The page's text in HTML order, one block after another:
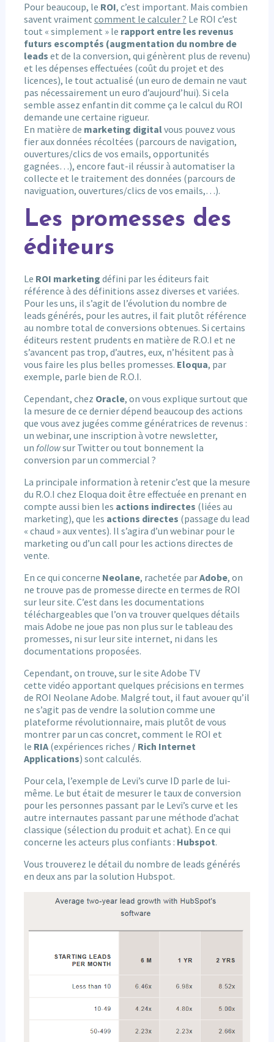
Pour beaucoup, le ROI, c’est important. Mais combien
savent vraiment comment le calculer ? Le ROI c’est
tout « simplement » le rapport entre les revenus
futurs escomptés (augmentation du nombre de
leads et de la conversion, qui génèrent plus de revenu)
et les dépenses effectuées (coût du projet et des
licences), le tout actualisé (un euro de demain ne vaut
pas nécessairement un euro d’aujourd’hui). Si cela
semble assez enfantin dit comme ça le calcul du ROI
demande une certaine rigueur.
En matière de marketing digitalvous pouvez vous
fier aux données récoltées (parcours de navigation,
ouvertures/clics de vos emails, opportunités
gagnées…), encore faut-il réussir à automatiser la
collecte et le traitement des données (parcours de
naviguation, ouvertures/clics de vos emails,…).
Les promesses des
éditeurs
Le ROI marketing défini par les éditeurs fait
référence à des définitions assez diverses et variées.
Pour les uns, il s’agit de l’évolution du nombre de
leads générés, pour les autres, il fait plutôt référence
au nombre total de conversions obtenues. Si certains
éditeurs restent prudents en matière de R.O.I et ne
s’avancent pas trop, d’autres, eux, n’hésitent pas à
vous faire les plus belles promesses. Eloqua, par
exemple, parle bien de R.O.I.
Cependant, chez Oracle, on vous explique surtout que
la mesure de ce dernier dépend beaucoup des actions
que vous avez jugées comme génératrices de revenus :
un webinar, une inscription à votre newsletter,
un followsur Twitter ou tout bonnement la
conversion par un commercial ?
La principale information à retenir c’est que la mesure
du R.O.I chez Eloqua doit être effectuée en prenant en
compte aussi bien les actions indirectes (liées au
marketing), que les actions directes (passage du lead
« chaud » aux ventes). Il s’agira d’un webinar pour le
marketing ou d’un call pour les actions directes de
vente.
En ce qui concerne Neolane, rachetée parAdobe, on
ne trouve pas de promesse directe en termes de ROI
sur leur site. C’est dans les documentations
téléchargeables que l’on va trouver quelques détails
mais Adobe ne joue pas non plus sur le tableau des
promesses, ni sur leur site internet, ni dans les
documentations proposées.
Cependant, on trouve, sur le site Adobe TV
cette vidéo apportant quelques précisions en termes
de ROI Neolane Adobe. Malgré tout, il faut avouer qu’il
ne s’agit pas de vendre la solution comme une
plateforme révolutionnaire, mais plutôt de vous
montrer par un cas concret, comment le ROI et
le RIA(expériences riches / Rich Internet
Applications) sont calculés.
Pour cela, l’exemple de Levi’s curve ID parle de lui-
même. Le but était de mesurer le taux de conversion
pour les personnes passant par le Levi’s curve et les
autre internautes passant par une méthode d’achat
classique (sélection du produit et achat). En ce qui
concerne les acteurs plus confiants : Hubspot.
Vous trouverez le détail du nombre de leads générés
en deux ans par la solution Hubspot.